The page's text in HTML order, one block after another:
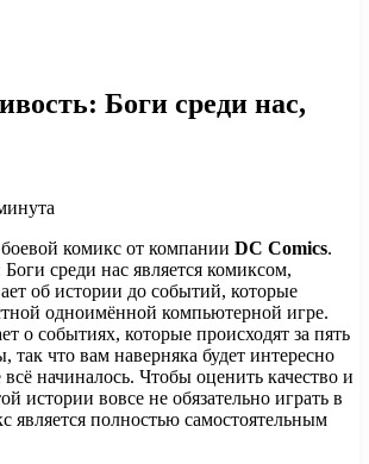
Боги среди нас,
комикс от компании DC Comics.
среди нас является комиксом,
об истории до событий, которые
одноимённой компьютерной игре.
о событиях, которые происходят за пять
так что вам наверняка будет интересно
начиналось. Чтобы оценить качество и
истории вовсе не обязательно играть в
является полностью самостоятельным